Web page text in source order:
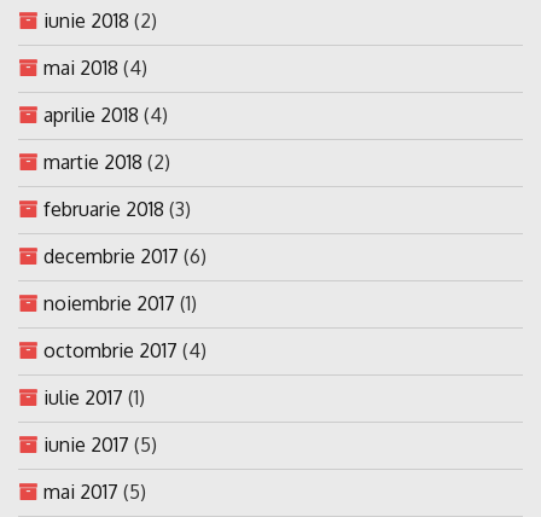
iunie 2018 (2)
mai 2018 (4)
aprilie 2018 (4)
martie 2018 (2)
februarie 2018 (3)
decembrie 2017 (6)
noiembrie 2017 (1)
octombrie 2017 (4)
iulie 2017 (1)
iunie 2017 (5)
mai 2017 (5)